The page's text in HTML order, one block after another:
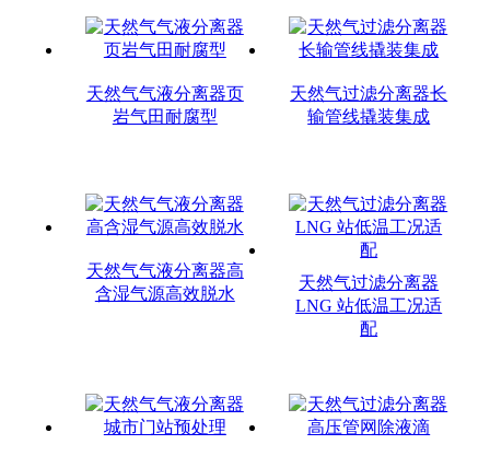
天然气气液分离器页
岩气田耐腐型
天然气过滤分离器长
输管线撬装集成
天然气气液分离器高
含湿气源高效脱水
天然气过滤分离器
LNG 站低温工况适
配